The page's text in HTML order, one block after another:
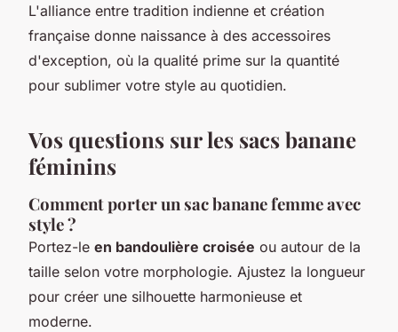
L'alliance entre tradition indienne et création
française donne naissance à des accessoires
d'exception, où la qualité prime sur la quantité
pour sublimer votre style au quotidien.
Vos questions sur les sacs banane
féminins
Comment porter un sac banane femme avec
style ?
Portez-le en bandoulière croisée ou autour de la
taille selon votre morphologie. Ajustez la longueur
pour créer une silhouette harmonieuse et
moderne.